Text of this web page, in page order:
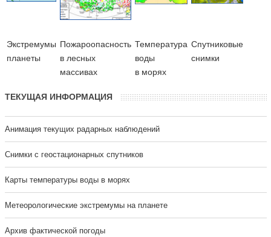
Экстремумы
планеты
Пожароопасность
в лесных
массивах
Температура
воды
в морях
Cпутниковые
снимки
ТЕКУЩАЯ ИНФОРМАЦИЯ
Анимация текущих радарных наблюдений
Cнимки с геостационарных спутников
Карты температуры воды в морях
Метеорологические экстремумы на планете
Архив фактической погоды